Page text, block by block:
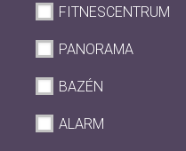
FITNESCENTRUM
PANORAMA
BAZÉN
ALARM